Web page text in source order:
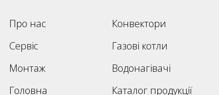
Про нас
Конвектори
Сервіс
Газові котли
Монтаж
Водонагівачі
Головна
Каталог продукції